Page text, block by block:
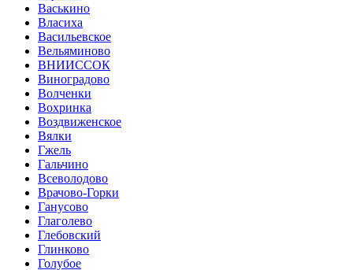
Васькино
Власиха
Васильевское
Вельяминово
ВНИИССОК
Виноградово
Волченки
Вохринка
Воздвиженское
Вялки
Гжель
Гальчино
Всеволодово
Врачово-Горки
Ганусово
Глаголево
Глебовский
Глинково
Голубое